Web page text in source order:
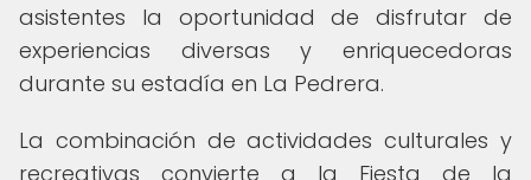
asistentes la oportunidad de disfrutar de
experiencias diversas y enriquecedoras
durante su estadía en La Pedrera.
La combinación de actividades culturales y
recreativas convierte a la Fiesta de la